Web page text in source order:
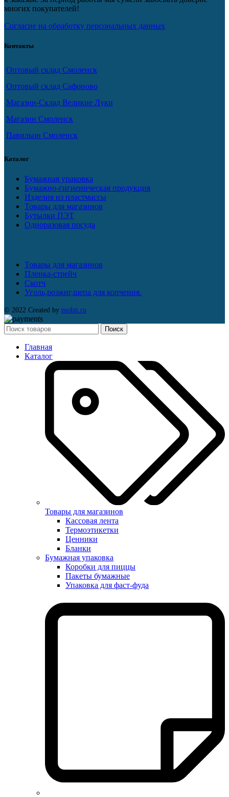
многих покупателей!
Согласие на обработку персональных данных
Контакты
Оптовый склад Смоленск
Оптовый склад Сафоново
Магазин-Склад Великие Луки
Магазин Смоленск
Павильон Смоленск
Каталог
Бумажная упаковка
Бумажно-гигиеническая продукция
Изделия из пластмассы
Товары для магазинов
Бутылки ПЭТ
Одноразовая посуда
Товары для магазинов
Пленка-стрейч
Скотч
Уголь,розжиг,щепа для копчения.
© 2022 Created by mobit.ru
Поиск
Главная
Каталог
Товары для магазинов
Кассовая лента
Термоэтикетки
Ценники
Бланки
Бумажная упаковка
Коробки для пиццы
Пакеты бумажные
Упаковка для фаст-фуда